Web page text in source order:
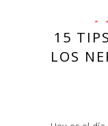
15
LOS